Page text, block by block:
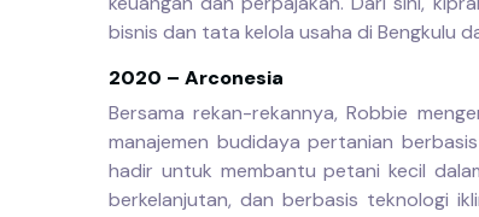
bisnis dan tata kelola usaha di Bengkulu
2020 – Arconesia
Bersama rekan-rekannya, Robbie
manajemen budidaya pertanian berbasis
hadir untuk membantu petani kecil
berkelanjutan, dan berbasis teknologi